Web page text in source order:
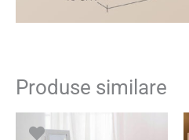
Produse similare